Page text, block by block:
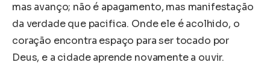
mas avanço; não é apagamento, mas manifestação
da verdade que pacifica. Onde ele é acolhido, o
coração encontra espaço para ser tocado por
Deus, e a cidade aprende novamente a ouvir.